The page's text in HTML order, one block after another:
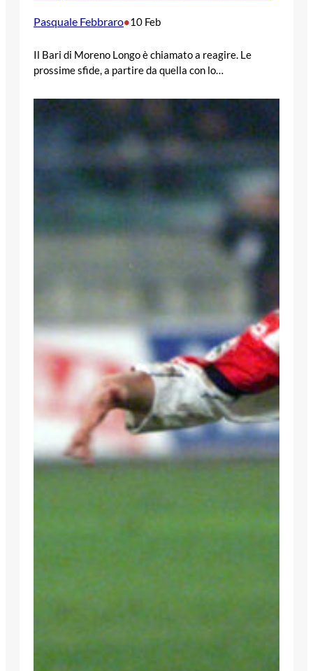
Pasquale Febbraro•10 Feb
Il Bari di Moreno Longo è chiamato a reagire. Le
prossime sfide, a partire da quella con lo…